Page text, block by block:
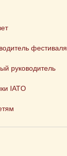
фестиваля
руководитель
IATO